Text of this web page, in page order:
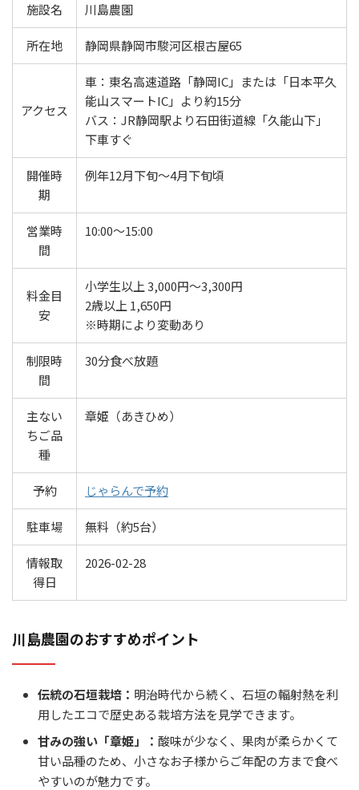
施設名 川島農園
所在地 静岡県静岡市駿河区根古屋65
アクセス
車：東名高速道路「静岡IC」または「日本平久
能山スマートIC」より約15分
バス：JR静岡駅より石田街道線「久能山下」
下車すぐ
開催時
期
例年12月下旬〜4月下旬頃
営業時
間
10:00〜15:00
料金目
安
小学生以上 3,000円〜3,300円
2歳以上 1,650円
※時期により変動あり
制限時
間
30分食べ放題
主ない
ちご品
種
章姫（あきひめ）
予約 じゃらんで予約
駐車場 無料（約5台）
情報取
得日
2026-02-28
川島農園のおすすめポイント
伝統の石垣栽培： 明治時代から続く、石垣の輻射熱を利
用したエコで歴史ある栽培方法を見学できます。
甘みの強い「章姫」： 酸味が少なく、果肉が柔らかくて
甘い品種のため、小さなお子様からご年配の方まで食べ
やすいのが魅力です。